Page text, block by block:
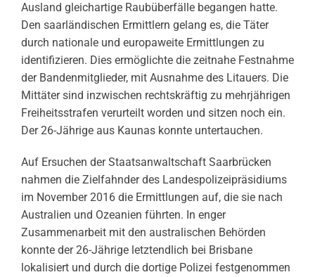
Ausland gleichartige Raubüberfälle begangen hatte.
Den saarländischen Ermittlern gelang es, die Täter
durch nationale und europaweite Ermittlungen zu
identifizieren. Dies ermöglichte die zeitnahe Festnahme
der Bandenmitglieder, mit Ausnahme des Litauers. Die
Mittäter sind inzwischen rechtskräftig zu mehrjährigen
Freiheitsstrafen verurteilt worden und sitzen noch ein.
Der 26-Jährige aus Kaunas konnte untertauchen.
Auf Ersuchen der Staatsanwaltschaft Saarbrücken
nahmen die Zielfahnder des Landespolizeipräsidiums
im November 2016 die Ermittlungen auf, die sie nach
Australien und Ozeanien führten. In enger
Zusammenarbeit mit den australischen Behörden
konnte der 26-Jährige letztendlich bei Brisbane
lokalisiert und durch die dortige Polizei festgenommen